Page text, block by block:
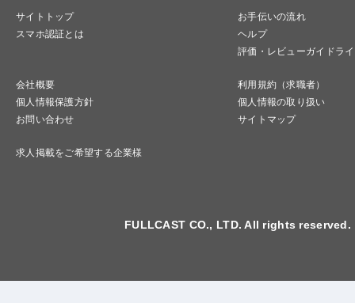
サイトトップ
お手伝いの流れ
スマホ認証とは
ヘルプ
評価・レビューガイドラ
会社概要
利用規約（求職者）
個人情報保護方針
個人情報の取り扱い
お問い合わせ
サイトマップ
求人掲載をご希望する企業様
FULLCAST CO., LTD. All rights reserved.